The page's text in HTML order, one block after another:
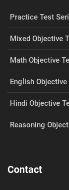
Practice Test
Mixed Objective
Math Objective
English
Hindi Objective
Reasoning
Contact